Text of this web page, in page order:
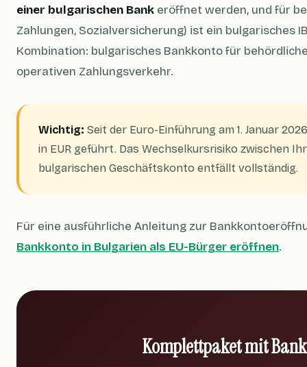
einer bulgarischen Bank eröffnet werden, und für
Zahlungen, Sozialversicherung) ist ein bulgarisches
Kombination: bulgarisches Bankkonto für
operativen Zahlungsverkehr.
Wichtig: Seit der Euro-Einführung am 1. Januar
in EUR geführt. Das Wechselkursrisiko zwischen
bulgarischen Geschäftskonto entfällt vollständig.
Für eine ausführliche Anleitung zur
Bankkonto in Bulgarien als EU-Bürger eröffnen.
Komplettpaket mit